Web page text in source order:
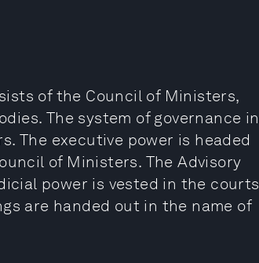
of the Council of Ministers,
The system of governance in
The executive power is headed
of Ministers. The Advisory
power is vested in the courts
are handed out in the name of